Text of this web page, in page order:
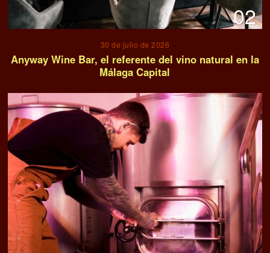
02
30 de julio de 2026
Anyway Wine Bar, el referente del vino natural en la
Málaga Capital